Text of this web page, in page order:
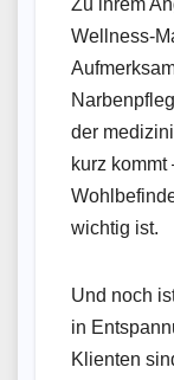
Zu ihrem
der
kurz
wichtig ist.
Und noch
in
Klienten